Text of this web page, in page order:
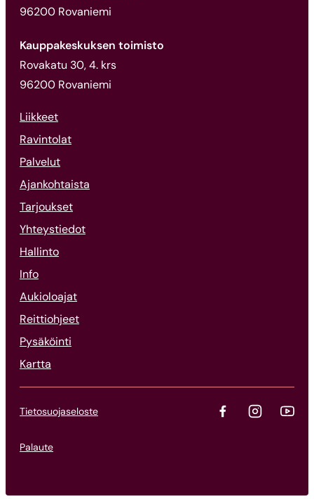
96200 Rovaniemi
Kauppakeskuksen toimisto
Rovakatu 30, 4. krs
96200 Rovaniemi
Liikkeet
Ravintolat
Palvelut
Ajankohtaista
Tarjoukset
Yhteystiedot
Hallinto
Info
Aukioloajat
Reittiohjeet
Pysäköinti
Kartta
Tietosuojaseloste
Palaute